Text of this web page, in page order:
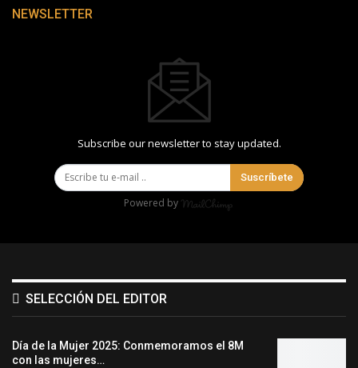
NEWSLETTER
Subscribe our newsletter to stay updated.
Suscríbete
Powered by
SELECCIÓN DEL EDITOR
Día de la Mujer 2025: Conmemoramos el 8M
con las mujeres…